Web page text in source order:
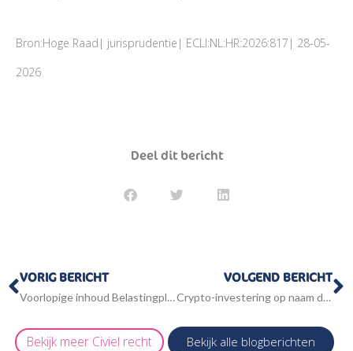
Bron:Hoge Raad| jurisprudentie| ECLI:NL:HR:2026:817| 28-05-
2026
Deel dit bericht
Vorige
VORIG BERICHT
Voorlopige inhoud Belastingplan 2027
VOLGEND BERICHT
Crypto-investering op naam dga niet aftrekbaar bij bv
Bekijk meer Civiel recht Bekijk alle blogberichten